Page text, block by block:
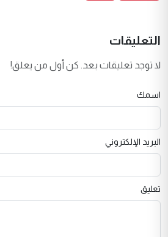
التعليقات
لا توجد تعليقات بعد. كن أول من يعلق!
اسمك
البريد الإلكتروني
تعليق